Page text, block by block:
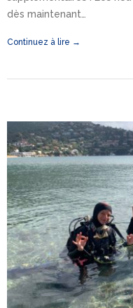
dès maintenant…
Continuez à lire →